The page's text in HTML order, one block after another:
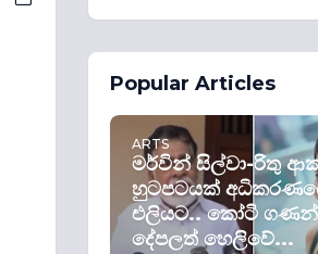
Popular Articles
ARTS
මර්වින් සිල්වා-රිතු
හුටපටයක්
එලියට.. කෝටි ගණන්
දේපලත් හෙලිවේ...